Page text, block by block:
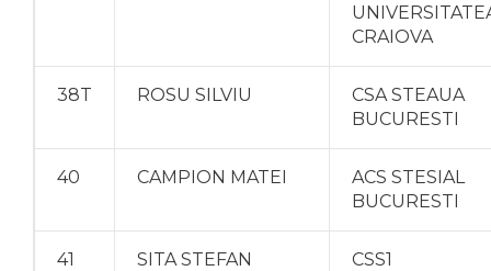
CRAIOVA
38T ROSU SILVIU
CSA STEAUA
BUCURESTI
40 CAMPION MATEI
ACS STESIAL
BUCURESTI
41 SITA STEFAN
CSS1